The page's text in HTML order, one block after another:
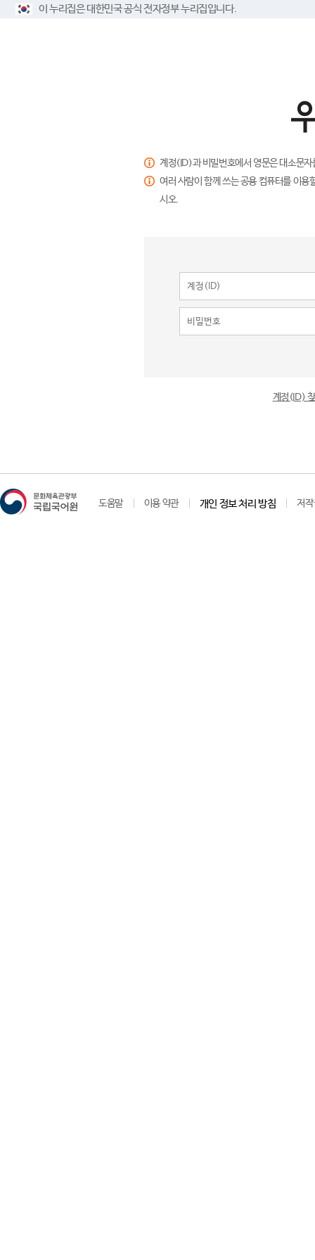
이 누리집은 대한민국 공식 전자정부 누리집입니다.
계정(ID)과 비밀번호에서 영문은 대소문
여러 사람이 함께 쓰는 공용 컴퓨터를 이
시오.
계정(ID)
도움말 이용 약관 개인 정보 처리 방침 저